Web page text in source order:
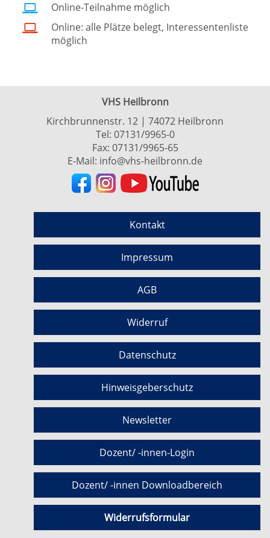
Online-Teilnahme möglich
Online: alle Plätze belegt, Interessentenliste
möglich
VHS Heilbronn
Kirchbrunnenstr. 12 | 74072 Heilbronn
Tel: 07131/9965-0
Fax: 07131/9965-65
E-Mail: info@vhs-heilbronn.de
Kontakt
Impressum
AGB
Widerruf
Datenschutz
Hinweisgeberschutz
Newsletter
Dozent/ -innen-Login
Dozent/ -innen Downloadbereich
Widerrufsformular